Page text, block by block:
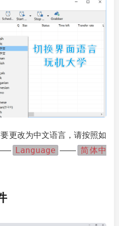
更改为中文语言，请按照如
Language —— 简体中